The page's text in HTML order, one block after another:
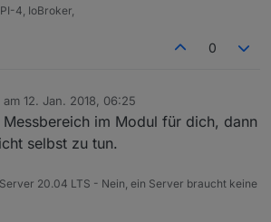
4, IoBroker,
0
am 12. Jan. 2018, 06:25
von
im Modul für dich, dann
selbst zu tun.
Server 20.04 LTS - Nein, ein Server braucht keine